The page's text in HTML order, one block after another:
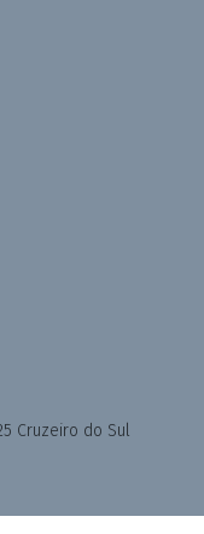
Cruzeiro do Sul